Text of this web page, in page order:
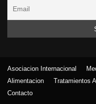
Asociacion Internacional
Alimentacion
Tratamientos
Contacto